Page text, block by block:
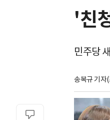
'친
민주당
송복규 기자